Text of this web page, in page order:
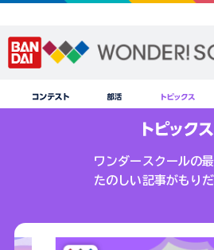
ワンダースクールの
たのしい記事がもりだ